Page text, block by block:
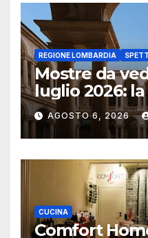
REGIONE LOMBARDIA
Mostre da
luglio 2026:
aggiornata
AGOSTO 6, 2026
CUCINA
Comfort